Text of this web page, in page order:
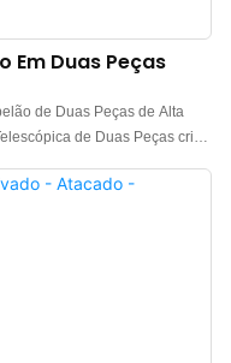
Em Duas Peças
de Duas Peças de Alta
de Duas Peças cria
agradável e
com outros tipos de